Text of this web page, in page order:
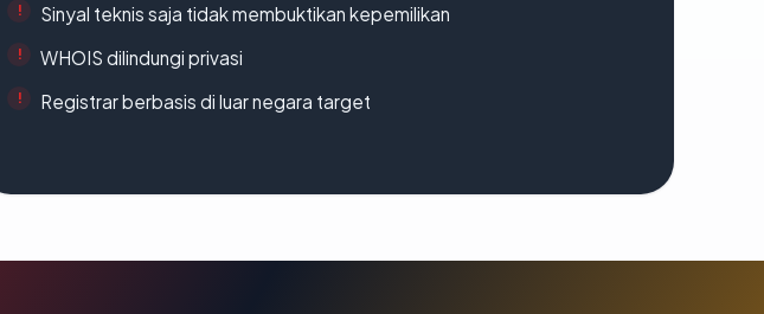
Sinyal teknis saja tidak membuktikan kepemilikan
WHOIS dilindungi privasi
Registrar berbasis di luar negara target